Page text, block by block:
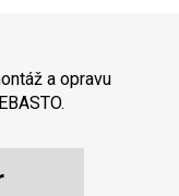
a opravu